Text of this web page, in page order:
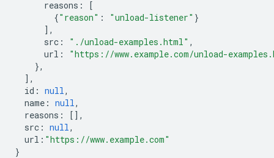
reasons :
[
{"reason" : "unload-listener" }
],
src : "./unload-examples.html" ,
url :
"https://www.example.com/unload-
},
],
id : null,
name : null,
reasons :
[],
src : null,
url : "https://www.example.com"
}